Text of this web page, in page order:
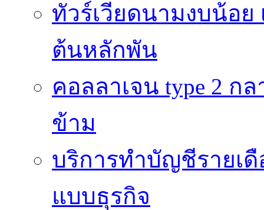
ทัวร์เวียดนามงบน้อ
ต้นหลักพัน
คอลลาเจน type 2 ก
ข้าม
บริการทำบัญชีรายเ
แบบธุรกิจ